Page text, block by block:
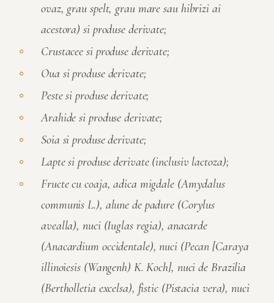
ovaz, grau spelt, grau mare sau hibrizi ai
acestora) si produse derivate;
Crustacee si produse derivate;
Oua si produse derivate;
Peste si produse derivate;
Arahide si produse derivate;
Soia si produse derivate;
Lapte si produse derivate (inclusiv lactoza);
Fructe cu coaja, adica migdale (Amydalus
communis L.), alune de padure (Corylus
avealla), nuci (Iuglas regia), anacarde
(Anacardium occidentale), nuci (Pecan [Caraya
illinoiesis (Wangenh) K. Koch], nuci de Brazilia
(Bertholletia excelsa), fistic (Pistacia vera), nuci